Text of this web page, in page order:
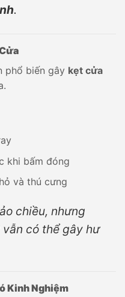
.
phổ biến gây kẹt cửa
khi bấm đóng
và thú cưng
chiều, nhưng
có thể gây hư
Kinh Nghiệm